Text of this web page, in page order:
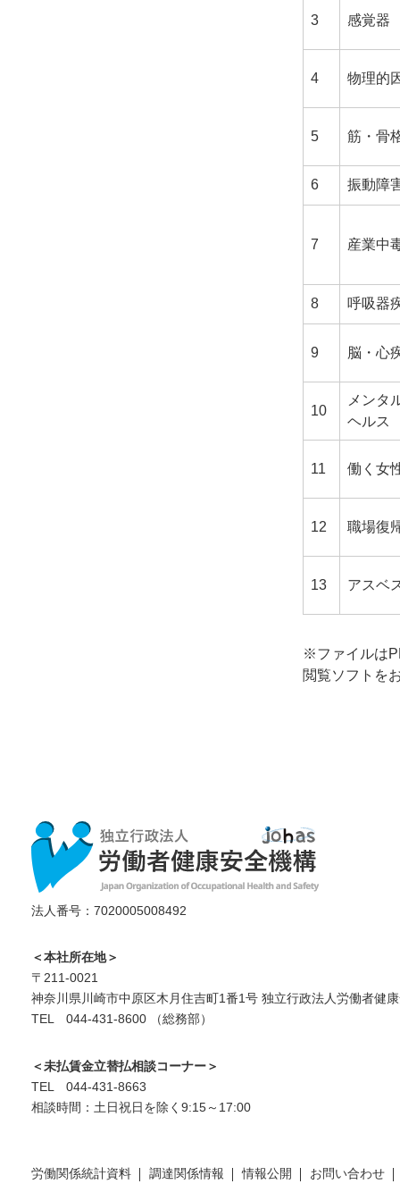
3 感覚器
4 物理的
5 筋・骨
6 振動障
7 産業中
8 呼吸器
9 脳・心
10
メンタ
ヘルス
11 働く女
12 職場復
13 アスベ
※ファイルは
閲覧ソフトを
法人番号：7020005008492
＜本社所在地＞
〒211-0021
神奈川県川崎市中原区木月住吉町1番1号 独立行政法人労働者健
TEL 044-431-8600 （総務部）
＜未払賃金立替払相談コーナー＞
TEL 044-431-8663
相談時間：土日祝日を除く9:15～17:00
労働関係統計資料 調達関係情報 情報公開
お問い合わせ